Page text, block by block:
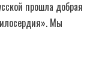
прошла добрая
Мы